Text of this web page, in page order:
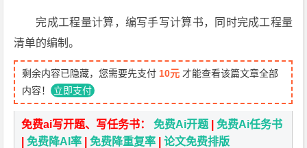
完成工程量计算，编写手写计算书，同时完成工程量
清单的编制。
剩余内容已隐藏，您需要先支付 10元 才能查看该篇文章全部
内容！ 立即支付
免费ai写开题、写任务书：免费Ai开题 |免费Ai任务书
|免费降AI率 |免费降重复率 |论文免费排版